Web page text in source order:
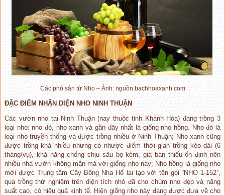
Các phó sản từ Nho – Ảnh: nguồn bachhoaxanh.com
ĐẶC ĐIỂM NHẬN DIỆN NHO NINH THUẬN
Các vườn nho tại Ninh Thuận (nay thuộc tỉnh Khánh Hòa) đang trồng 3
loại nho: nho đỏ, nho xanh và gần đây nhất là giống nho hồng. Nho đỏ là
loại nho truyền thống và được trồng nhiều ở Ninh Thuận; Nho xanh cũng
được trồng khá nhiều nhưng có nhược điểm thời gian trồng kéo dài (6
tháng/vụ), khả năng chống chịu sâu bọ kém, giá bán thiếu ổn định nên
nhiều nhà vườn không mặn mà với giống nho này; Nho hồng là giống nho
mới được Trung tâm Cây Bông Nha Hố lai tạo với tên gọi “NHO 1-152”,
qua trồng thử nghiệm trên diện tích nhỏ đã cho chùm nho đẹp và năng
suất cao, có hiệu quả kinh tế. Hiện giống nho này đang được đưa về cho